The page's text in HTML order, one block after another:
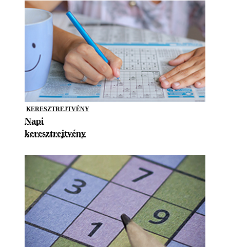
KERESZTREJTVÉNY
Napi
keresztrejtvény